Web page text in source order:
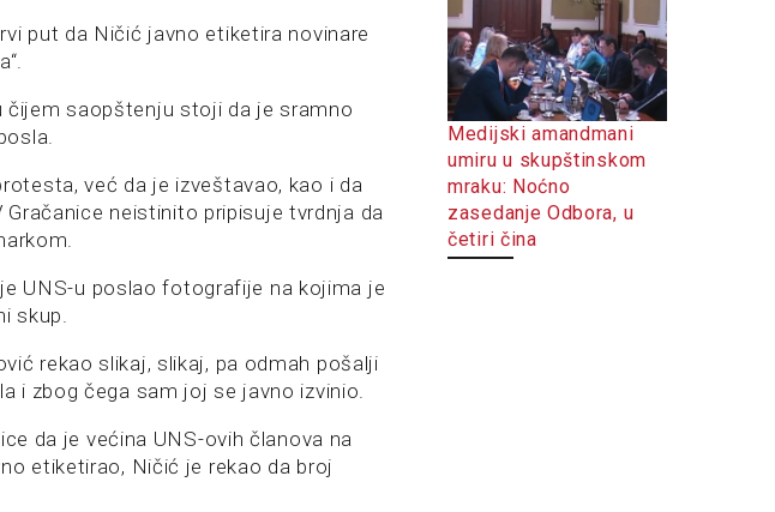
put da Ničić javno etiketira novinare
čijem saopštenju stoji da je sramno
već da je izveštavao, kao i da
neistinito pripisuje tvrdnja da
UNS-u poslao fotografije na kojima je
skup.
rekao slikaj, slikaj, pa odmah pošalji
i zbog čega sam joj se javno izvinio.
da je većina UNS-ovih članova na
etiketirao, Ničić je rekao da broj
Medijski amandmani
umiru u skupštinskom
mraku: Noćno
zasedanje Odbora, u
četiri čina